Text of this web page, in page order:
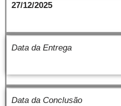
27/12/2025
Data da Entrega
Data da Conclusão